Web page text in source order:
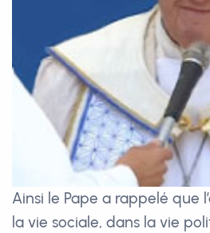
Ainsi le Pape a rappelé que
la vie sociale, dans la vie